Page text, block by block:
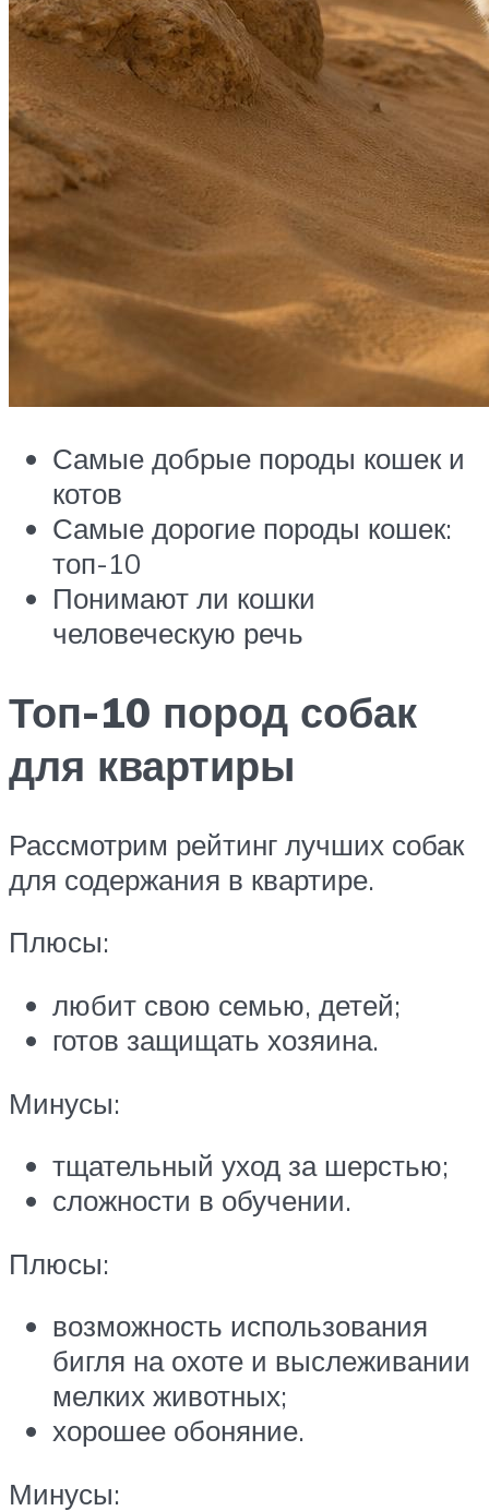
Самые добрые породы кошек и
котов
Самые дорогие породы кошек:
топ-10
Понимают ли кошки
человеческую речь
Топ-10 пород собак
для квартиры
Рассмотрим рейтинг лучших собак
для содержания в квартире.
Плюсы:
любит свою семью, детей;
готов защищать хозяина.
Минусы:
тщательный уход за шерстью;
сложности в обучении.
Плюсы:
возможность использования
бигля на охоте и выслеживании
мелких животных;
хорошее обоняние.
Минусы: